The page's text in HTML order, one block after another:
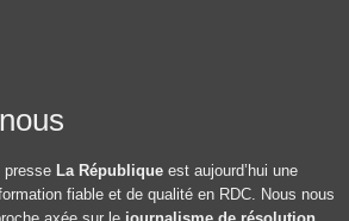
presse La République est aujourd’hui une
fiable et de qualité en RDC. Nous nous